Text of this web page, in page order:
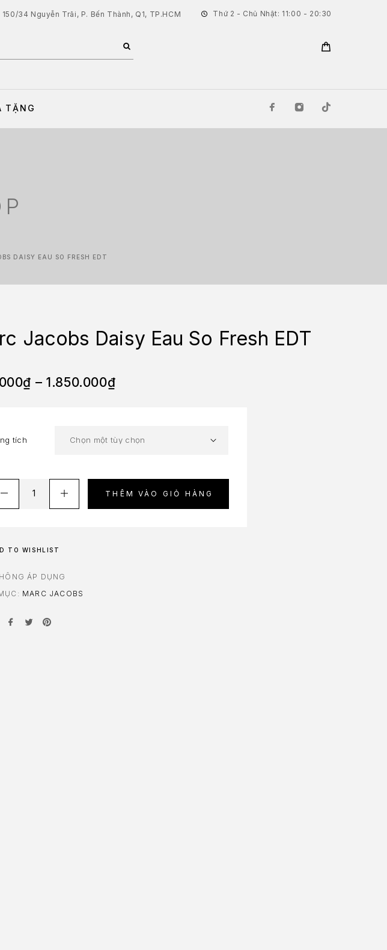
150/34 Nguyễn Trãi, P. Bến Thành, Q1, TP.HCM Thứ 2 - Chủ Nhật: 11:00 - 20:30
TẶNG
DAISY EAU SO FRESH EDT
Jacobs Daisy Eau So Fresh EDT
₫ – 1.850.000₫
tích
THÊM VÀO GIỎ HÀNG
TO WISHLIST
ÁP DỤNG
MARC JACOBS